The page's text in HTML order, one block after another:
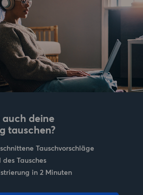
deine
tauschen?
Tauschvorschläge
Tausches
in 2 Minuten